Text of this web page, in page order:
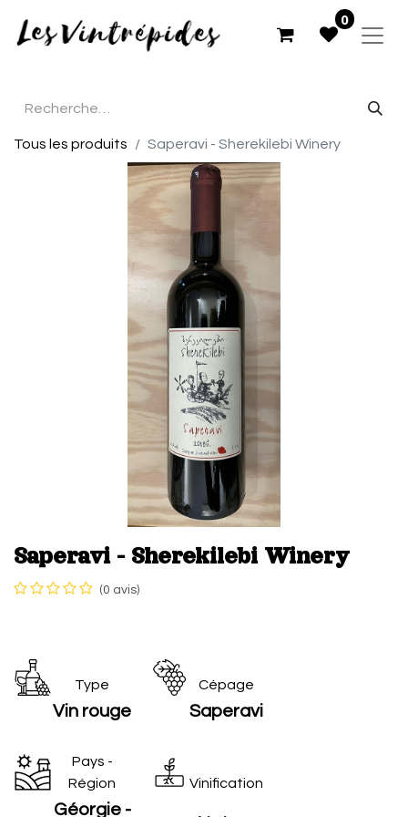
0
Tous les produits Saperavi - Sherekilebi Winery
Saperavi - Sherekilebi Winery
(0 avis)
Type Cépage
Vin rouge Saperavi
Pays -
Région
Vinification
Géorgie -